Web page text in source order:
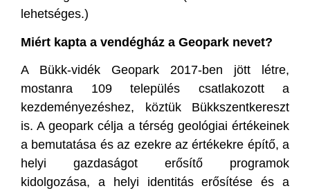
lehetséges.)
Miért kapta a vendégház a Geopark nevet?
A Bükk-vidék Geopark 2017-ben jött létre,
mostanra 109 település csatlakozott a
kezdeményezéshez, köztük Bükkszentkereszt
is. A geopark célja a térség geológiai értékeinek
a bemutatása és az ezekre az értékekre építő, a
helyi gazdaságot erősítő programok
kidolgozása, a helyi identitás erősítése és a